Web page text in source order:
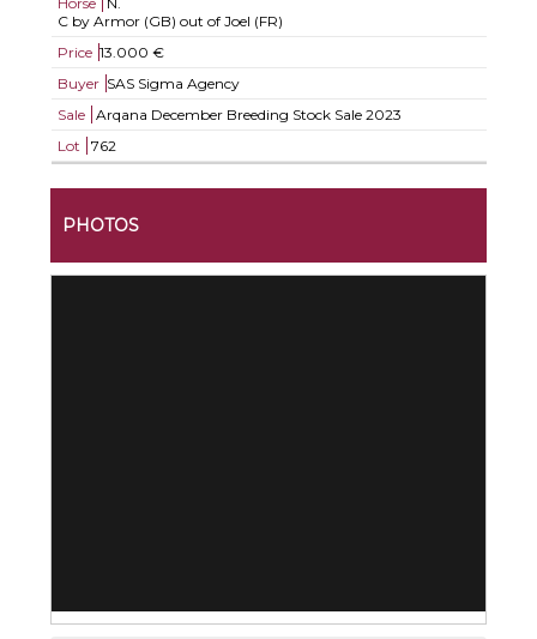
C by Armor (GB) out of Joel (FR)
Price 13.000 €
Buyer SAS Sigma Agency
Sale
Arqana December Breeding Stock Sale 2023
Lot
762
PHOTOS